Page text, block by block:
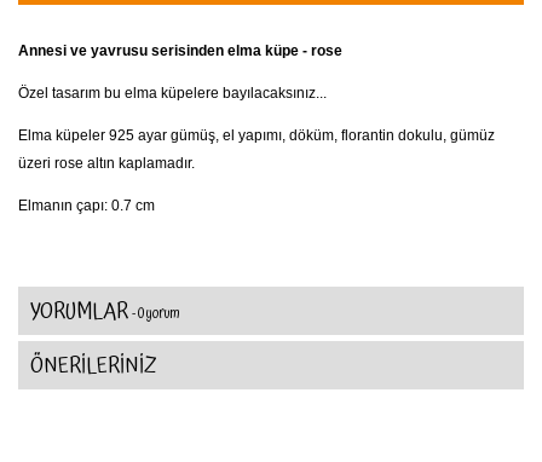
Annesi ve yavrusu serisinden elma küpe - rose
Özel tasarım bu elma küpelere bayılacaksınız...
Elma küpeler 925 ayar gümüş, el yapımı, döküm, florantin dokulu, gümüz
üzeri rose altın kaplamadır.
Elmanın çapı: 0.7 cm
YORUMLAR- 0 yorum
ÖNERİLERİNİZ